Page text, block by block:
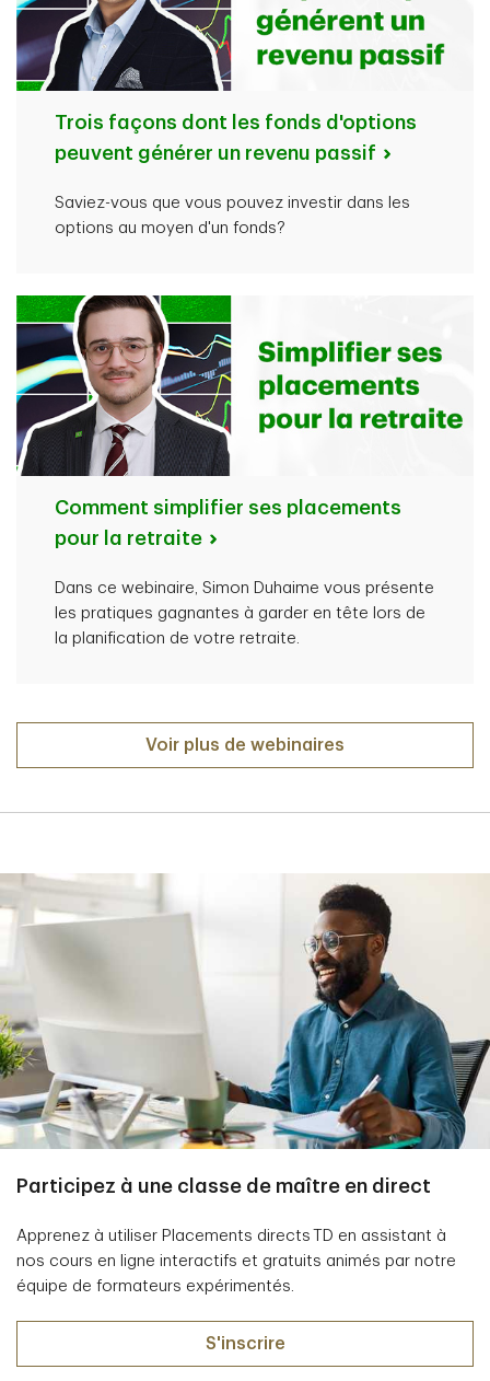
Trois façons dont les fonds d'options
peuvent générer un revenu passif
Saviez-vous que vous pouvez investir dans les
options au moyen d'un fonds?
Comment simplifier ses placements
pour la retraite
Dans ce webinaire, Simon Duhaime vous présente
les pratiques gagnantes à garder en tête lors de
la planification de votre retraite.
Voir plus de webinaires
Participez à une classe de maître en direct
Apprenez à utiliser Placements directs TD en assistant à
nos cours en ligne interactifs et gratuits animés par notre
équipe de formateurs expérimentés.
S'inscrire